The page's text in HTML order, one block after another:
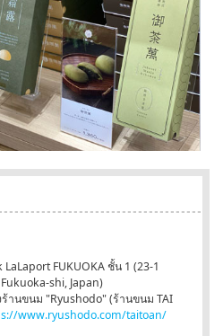
FUKUOKA ชั้น 1 (23-1
shi, Japan)
ร้านขนม "Ryushodo" (ร้านขนม TAI
www.ryushodo.com/taitoan/